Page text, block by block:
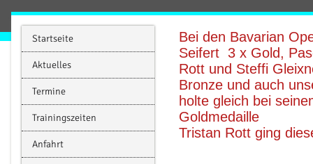
Startseite
Aktuelles
Termine
Trainingszeiten
Anfahrt
Bei den Bavarian
Seifert 3 x Gold,
Rott und Steffi
Bronze und auch
holte gleich bei
Goldmedaille
Tristan Rott ging